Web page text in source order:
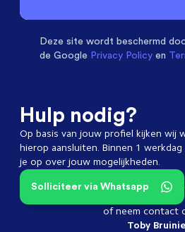
Deze site wordt beschermd
de Google Privacy Policy en
Hulp nodig?
Op basis van jouw profiel kijken wij
hierop aansluiten. Binnen 1
je op over jouw mogelijkheden.
Solliciteer via Whatsapp
of neem contact
Toby